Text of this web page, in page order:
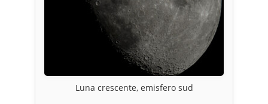
Luna crescente, emisfero sud